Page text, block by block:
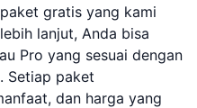
gratis yang kami
lanjut, Anda bisa
Pro yang sesuai dengan
Setiap paket
dan harga yang